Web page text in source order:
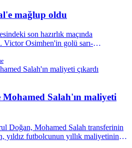
mağlup oldu
son hazırlık maçında
Osimhen'in golü sarı-
tepkisi karşılaşmaya damga vurdu.
Salah'ın maliyeti
Doğan, Mohamed Salah transferinin
yıldız futbolcunun yıllık maliyetinin